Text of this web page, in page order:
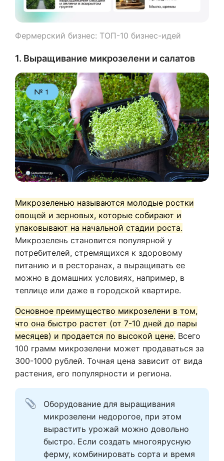
Фермерский бизнес: ТОП-10 бизнес-идей
1. Выращивание микрозелени и салатов
Микрозеленью называются молодые ростки
овощей и зерновых, которые собирают и
упаковывают на начальной стадии роста.
Микрозелень становится популярной у
потребителей, стремящихся к здоровому
питанию и в ресторанах, а выращивать ее
можно в домашних условиях, например, в
теплице или даже в городской квартире.
Основное преимущество микрозелени в том,
что она быстро растет (от 7-10 дней до пары
месяцев) и продается по высокой цене. Всего
100 грамм микрозелени может продаваться за
300-1000 рублей. Точная цена зависит от вида
растения, его популярности и региона.
Оборудование для выращивания
микрозелени недорогое, при этом
вырастить урожай можно довольно
быстро. Если создать многоярусную
ферму, комбинировать сорта и время